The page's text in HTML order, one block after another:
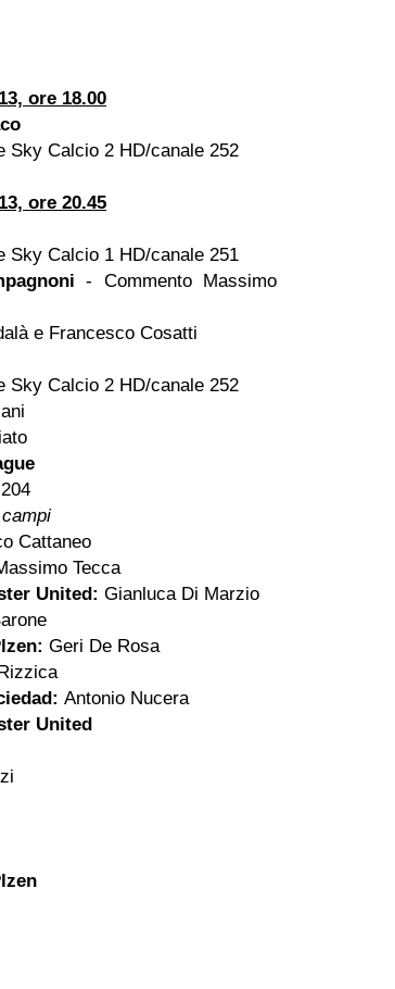
ore 18.00
Sky Calcio 2 HD/canale 252
ore 20.45
Sky Calcio 1 HD/canale 251
- Commento Massimo
e Francesco Cosatti
Sky Calcio 2 HD/canale 252
Cattaneo
Tecca
United: Gianluca Di Marzio
Geri De Rosa
Antonio Nucera
United